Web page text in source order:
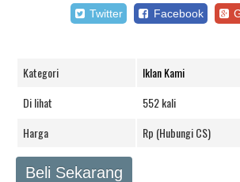
Twitter Facebook
Kategori
Iklan Kami
Di lihat
552 kali
Harga
Rp (Hubungi CS)
Beli Sekarang